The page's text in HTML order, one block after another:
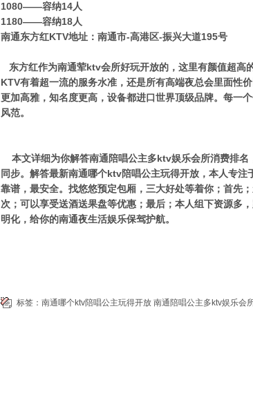
1080——容纳14人
1180——容纳18人
南通东方红KTV地址：南通市-高港区-振兴大道195号
东方红作为南通荤ktv会所好玩开放的，这里有颜值超高
KTV有着超一流的服务水准，还是所有高端夜总会里面性
更加高雅，知名度更高，设备都进口世界顶级品牌。每一
风范。
本文详细为你解答南通陪唱公主多ktv娱乐会所消费排
同步。解答最新南通哪个ktv陪唱公主玩得开放，本人专
靠谱，最安全。找悠悠预定包厢，三大好处等着你；首先
次；可以享受送酒送果盘等优惠；最后；本人组下资源多
明化，给你的南通夜生活娱乐保驾护航。
标签： 南通哪个ktv陪唱公主玩得开放 南通陪唱公主多ktv娱乐会